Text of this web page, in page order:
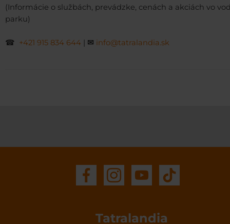
(Informácie o službách, prevádzke, cenách a akciách vo
parku)
☎ +421 915 834 644 | ✉ info@tatralandia.sk
Tatralandia